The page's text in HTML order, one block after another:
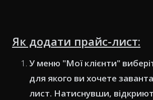
Як додати прайс-лист:
У меню "Мої клієнти"
для якого ви хочете
лист. Натиснувши,